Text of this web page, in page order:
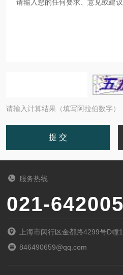
请输入计算结果（填写阿拉伯数字）
服务热线
021-
上海市闵行区金都路4299号D幢
846490659@qq.com